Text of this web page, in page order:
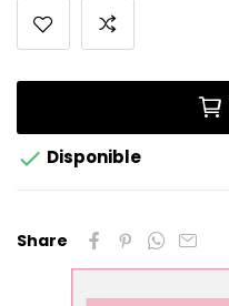
 Disponible
Share